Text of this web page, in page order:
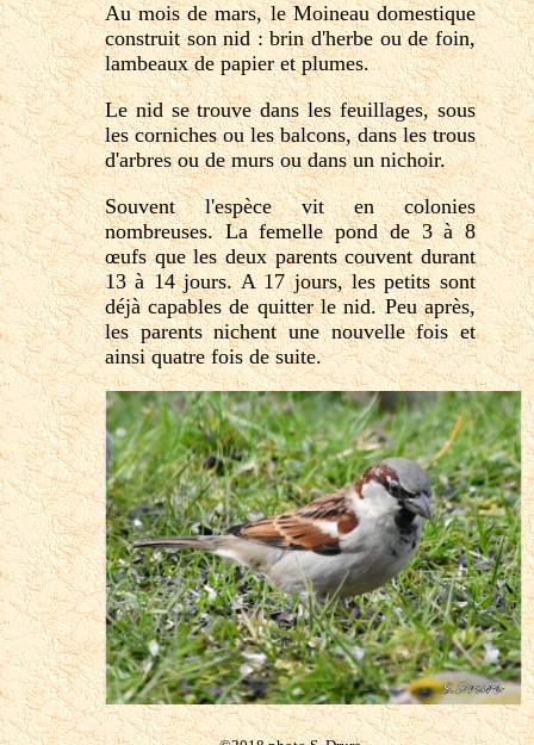
Au mois de mars, le Moineau domestique
construit son nid : brin d'herbe ou de foin,
lambeaux de papier et plumes.
Le nid se trouve dans les feuillages, sous
les corniches ou les balcons, dans les trous
d'arbres ou de murs ou dans un nichoir.
Souvent l'espèce vit en colonies
nombreuses. La femelle pond de 3 à 8
œufs que les deux parents couvent durant
13 à 14 jours. A 17 jours, les petits sont
déjà capables de quitter le nid. Peu après,
les parents nichent une nouvelle fois et
ainsi quatre fois de suite.